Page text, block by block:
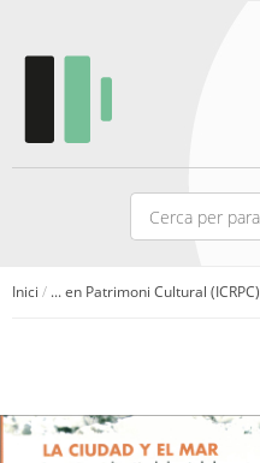
Inici / ... en Patrimoni Cultural (ICRPC)